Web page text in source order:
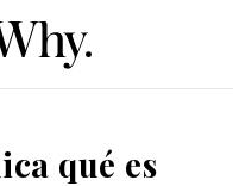
qué es